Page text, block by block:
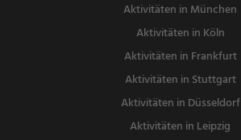
Aktivitäten in München
Aktivitäten in Köln
Aktivitäten in Frankfurt
Aktivitäten in Stuttgart
Aktivitäten in Düsseldorf
Aktivitäten in Leipzig